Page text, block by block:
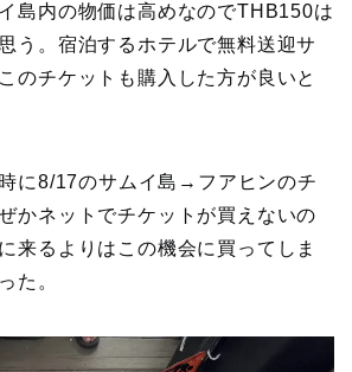
島内の物価は高めなのでTHB150は
う。宿泊するホテルで無料送迎サ
のチケットも購入した方が良いと
に8/17のサムイ島→フアヒンのチ
かネットでチケットが買えないの
来るよりはこの機会に買ってしま
た。